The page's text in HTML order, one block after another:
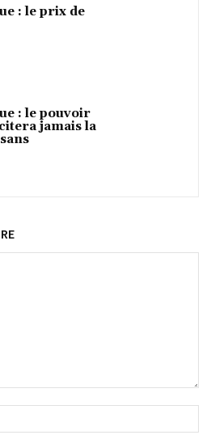
: le prix de
: le pouvoir
jamais la
:*